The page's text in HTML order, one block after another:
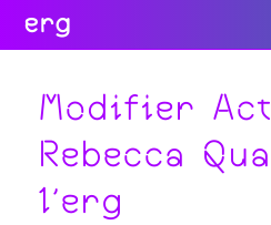
erg
Retour
Infos
pratiques
collectives
Retour
SoutienWeb
Modifier
Rebecca
l'erg